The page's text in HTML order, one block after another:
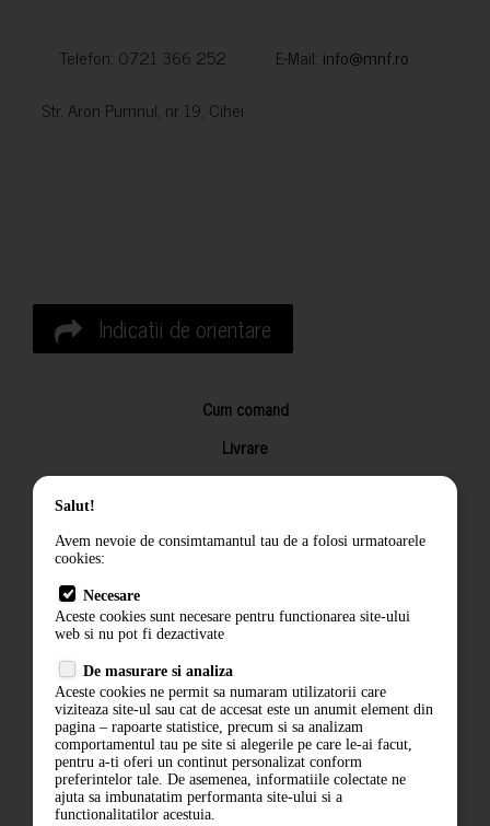
Telefon: 0721 366 252 E-Mail: info@mnf.ro
Str. Aron Pumnul, nr 19, Cihei
Indicatii de orientare
Cum comand
Livrare
Returnarea produselor
Termeni si conditii
Politica de confidentialitate
ANPC
Salut!
Avem nevoie de consimtamantul tau de a folosi urmatoarele
cookies:
Necesare
Aceste cookies sunt necesare pentru functionarea site-ului
web si nu pot fi dezactivate
De masurare si analiza
Aceste cookies ne permit sa numaram utilizatorii care
viziteaza site-ul sau cat de accesat este un anumit element din
pagina – rapoarte statistice, precum si sa analizam
comportamentul tau pe site si alegerile pe care le-ai facut,
pentru a-ti oferi un continut personalizat conform
preferintelor tale. De asemenea, informatiile colectate ne
ajuta sa imbunatatim performanta site-ului si a
functionalitatilor acestuia.